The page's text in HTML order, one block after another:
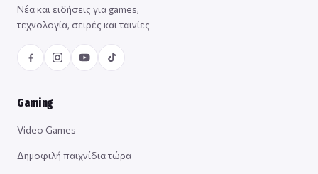
Νέα και ειδήσεις για games,
τεχνολογία, σειρές και ταινίες
Gaming
Video Games
Δημοφιλή παιχνίδια τώρα